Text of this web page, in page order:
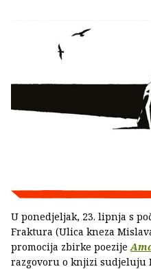
U ponedjeljak, 23. lipnja s
Fraktura (Ulica kneza
promocija zbirke poezije
razgovoru o knjizi sudjeluju